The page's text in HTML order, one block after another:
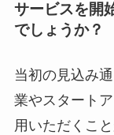
サービスを開
でしょうか？
当初の見込み
業やスタート
用いただくこ